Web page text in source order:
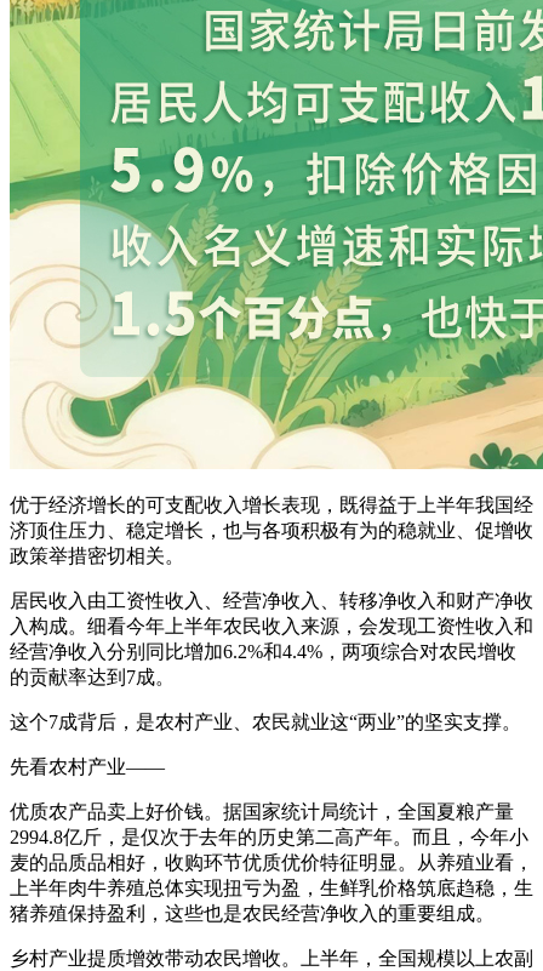
优于经济增长的可支配收入增长表现，既得益于上半年我国经
济顶住压力、稳定增长，也与各项积极有为的稳就业、促增收
政策举措密切相关。
居民收入由工资性收入、经营净收入、转移净收入和财产净收
入构成。细看今年上半年农民收入来源，会发现工资性收入和
经营净收入分别同比增加6.2%和4.4%，两项综合对农民增收
的贡献率达到7成。
这个7成背后，是农村产业、农民就业这“两业”的坚实支撑。
先看农村产业——
优质农产品卖上好价钱。据国家统计局统计，全国夏粮产量
2994.8亿斤，是仅次于去年的历史第二高产年。而且，今年小
麦的品质品相好，收购环节优质优价特征明显。从养殖业看，
上半年肉牛养殖总体实现扭亏为盈，生鲜乳价格筑底趋稳，生
猪养殖保持盈利，这些也是农民经营净收入的重要组成。
乡村产业提质增效带动农民增收。上半年，全国规模以上农副